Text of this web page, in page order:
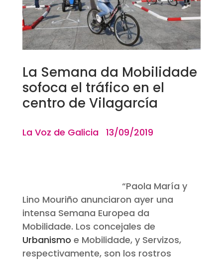
La Semana da Mobilidade
sofoca el tráfico en el
centro de Vilagarcía
La Voz de Galicia 13/09/2019
“Paola María y
Lino Mouriño anunciaron ayer una
intensa Semana Europea da
Mobilidade. Los concejales de
Urbanismo e Mobilidade, y Servizos,
respectivamente, son los rostros